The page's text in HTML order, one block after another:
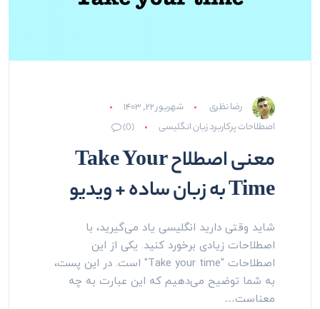
رضا نظری
شهریور ۲۲, ۱۴۰۳
اصطلاحات پرکاربرد زبان انگلیسی
(0)
معنی اصطلاح Take Your
Time به زبان ساده + ویدیو
شاید وقتی دارید انگلیسی یاد می‌گیرید، با
اصطلاحات زیادی برخورد کنید. یکی از این
اصطلاحات "Take your time" است. در این پست،
به شما توضیح می‌دهیم که این عبارت به چه
معناست…